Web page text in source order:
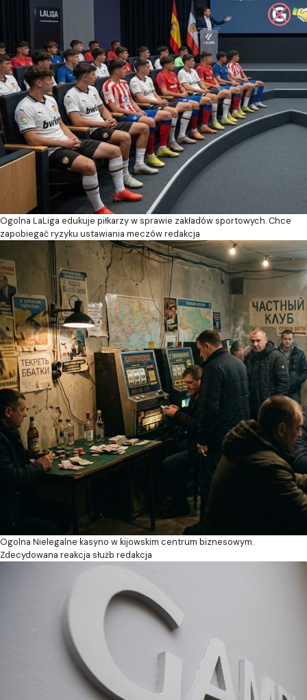
Ogolna LaLiga edukuje piłkarzy w sprawie zakładów sportowych. Chce
zapobiegać ryzyku ustawiania meczówredakcja
Ogolna Nielegalne kasyno w kijowskim centrum biznesowym.
Zdecydowana reakcja służb redakcja